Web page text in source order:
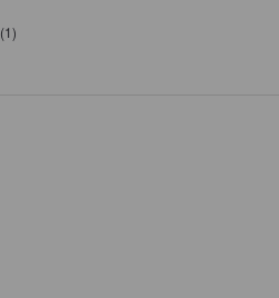
(1)